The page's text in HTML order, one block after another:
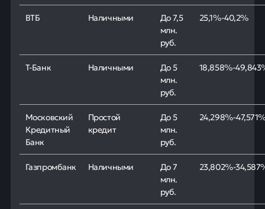
ВТБ Наличными
До 7,5
млн.
руб.
25,1%-40,2%
Т-Банк Наличными
До 5
млн.
руб.
18,858%-
Московский
Кредитный
Банк
Простой
кредит
До 5
млн.
руб.
24,298%-
Газпромбанк Наличными
До 7
млн.
руб.
23,802%-